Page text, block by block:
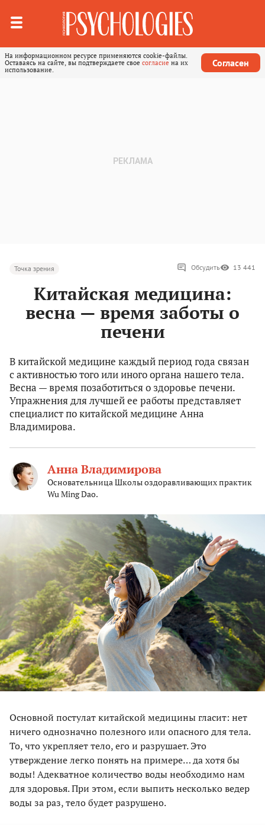
На информационном ресурсе применяются cookie-файлы.
Оставаясь на сайте, вы подтверждаете свое согласие на их
использование.
Согласен
Точка зрения Обсудить 13 441
Китайская медицина:
весна — время заботы о
печени
В китайской медицине каждый период года связан
с активностью того или иного органа нашего тела.
Весна — время позаботиться о здоровье печени.
Упражнения для лучшей ее работы представляет
специалист по китайской медицине Анна
Владимирова.
Анна Владимирова
Основательница Школы оздоравливающих практик
Wu Ming Dao.
Основной постулат китайской медицины гласит: нет
ничего однозначно полезного или опасного для тела.
То, что укрепляет тело, его и разрушает. Это
утверждение легко понять на примере… да хотя бы
воды! Адекватное количество воды необходимо нам
для здоровья. При этом, если выпить несколько ведер
воды за раз, тело будет разрушено.